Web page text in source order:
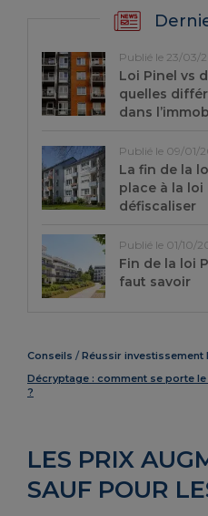
Conseils
Réussir investissement
Décryptage : comment se porte
?
LES PRIX
SAUF POUR
Publié le 23/03/
Loi Pinel vs
quelles
dans
Publié le 09/01/
La fin de la
place à la
défiscaliser
Publié le 01/10/
Fin de la loi
faut savoir